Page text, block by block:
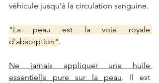
véhicule jusqu'à la circulation sanguine.
"La peau est la voie royale
d'absorption".
Ne jamais appliquer une huile
essentielle pure sur la peau. Il est